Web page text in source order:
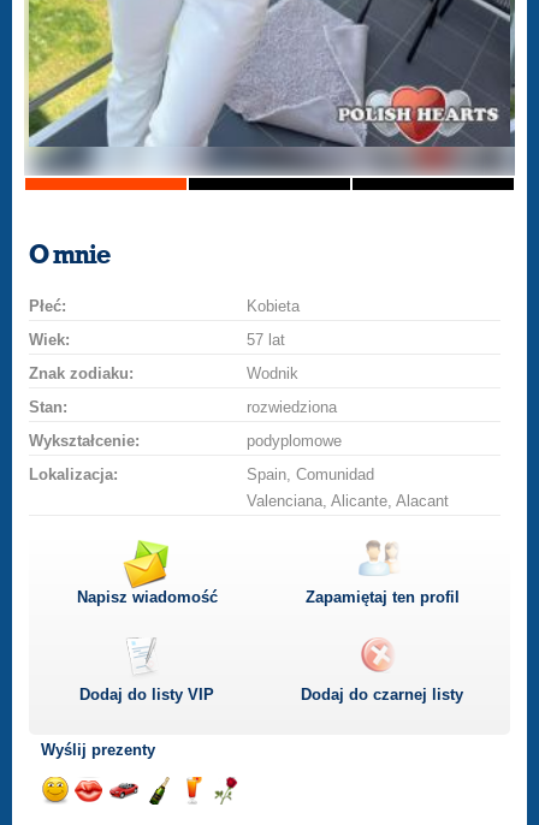
O mnie
Płeć:
Kobieta
Wiek:
57 lat
Znak zodiaku:
Wodnik
Stan:
rozwiedziona
Wykształcenie:
podyplomowe
Lokalizacja:
Spain, Comunidad
Valenciana, Alicante, Alacant
Napisz wiadomość Zapamiętaj ten profil
Dodaj do listyVIP Dodaj do czarnej listy
Wyślij prezenty